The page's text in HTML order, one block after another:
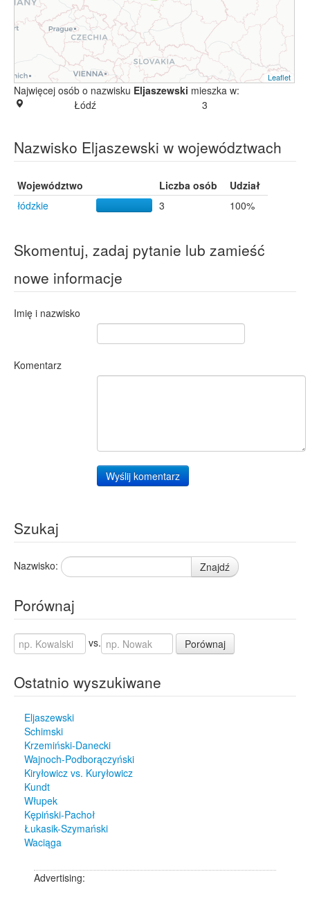
Leaflet
Najwięcej osób o nazwisku Eljaszewski mieszka w:
Łódź
3
Nazwisko Eljaszewski w województwach
Województwo Liczba osób
Udział
łódzkie
3 100%
Skomentuj, zadaj pytanie lub zamieść
nowe informacje
Imię i nazwisko
Komentarz
Wyślij komentarz
Szukaj
Nazwisko: Znajdź
Porównaj
vs. Porównaj
Ostatnio wyszukiwane
Eljaszewski
Schimski
Krzemiński-Danecki
Wajnoch-Podborączyński
Kiryłowicz vs. Kuryłowicz
Kundt
Włupek
Kępiński-Pachoł
Łukasik-Szymański
Waciąga
Advertising: